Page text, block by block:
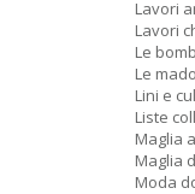
Lavori
Lavori
Le
Le
Lini e
Liste
Maglia
Maglia
Moda